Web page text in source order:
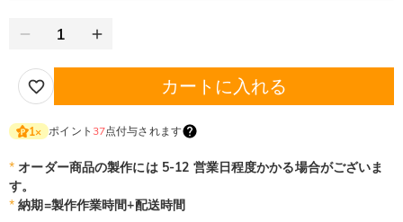
カートに入れる
1× ポイント 37点付与されます
* オーダー商品の製作には 5-12 営業日程度かかる場合がございま
す。
* 納期=製作作業時間+配送時間